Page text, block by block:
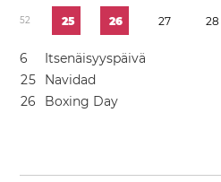
52 25 26 27 28
6
Itsenäisyyspäivä
25
Navidad
26 Boxing Day